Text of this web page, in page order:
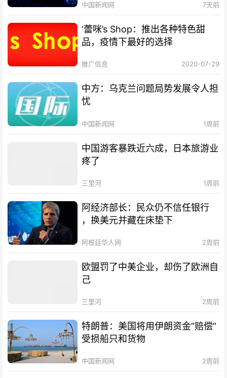
中国新闻网 7天前
‘蕾咪’s Shop：推出各种特色甜
品，疫情下最好的选择
推广信息 2020-07-29
中方：乌克兰问题局势发展令人担
忧
中国新闻网 1周前
中国游客暴跌近六成，日本旅游业
疼了
三里河 1周前
阿经济部长：民众仍不信任银行
，换美元并藏在床垫下
阿根廷华人网 2周前
欧盟罚了中美企业，却伤了欧洲自
己
三里河 2周前
特朗普：美国将用伊朗资金“赔偿”
受损船只和货物
中国新闻网 2周前